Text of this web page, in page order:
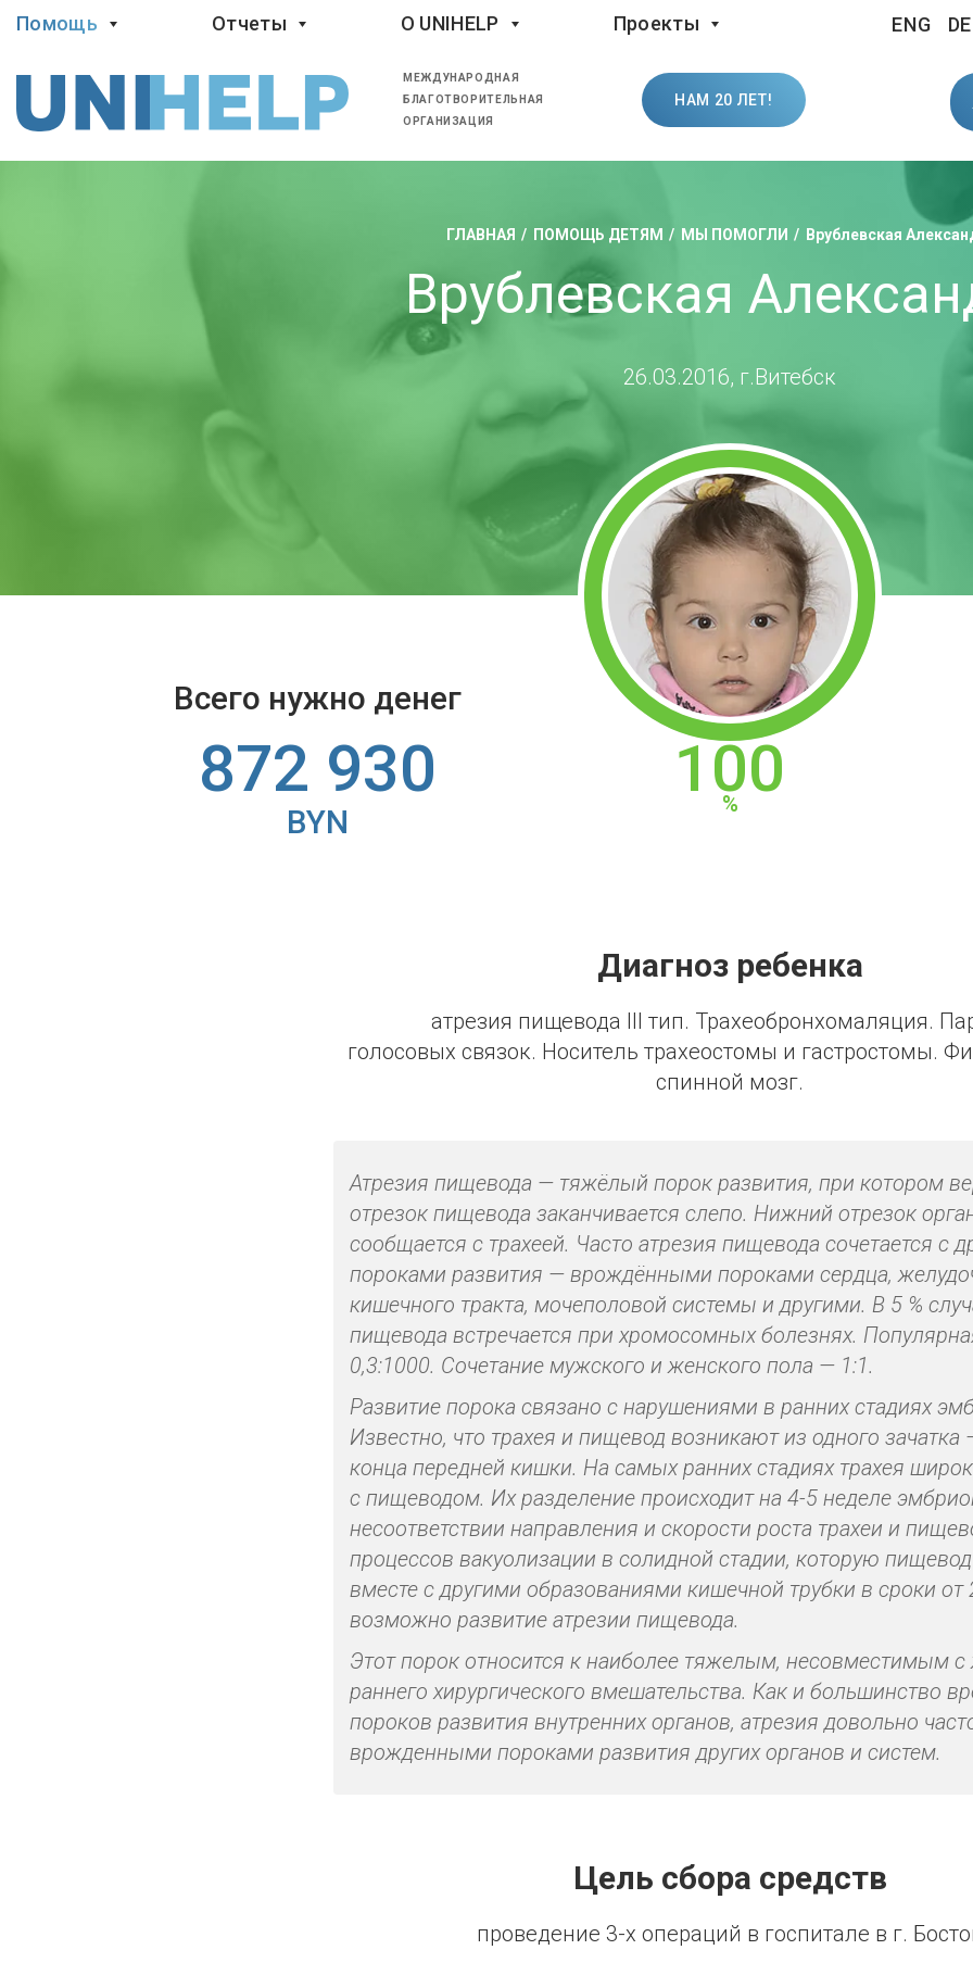
Помощь Отчеты O UNIHELP Проекты ENG
МЕЖДУНАРОДНАЯ
БЛАГОТВОРИТЕЛЬНАЯ
ОРГАНИЗАЦИЯ
НАМ 20 ЛЕТ!
ГЛАВНАЯ ПОМОЩЬ ДЕТЯМ МЫ ПОМОГЛИ Врублевская
Врублевская
26.03.2016, г.Витебск
100
Всего нужно денег
872 930
BYN
Диагноз ребенка
атрезия пищевода III тип. Трахеобронхомаляция.
голосовых связок. Носитель трахеостомы и гастростомы.
спинной мозг.
Атрезия пищевода — тяжёлый порок развития, при котором
отрезок пищевода заканчивается слепо. Нижний отрезок
сообщается с трахеей. Часто атрезия пищевода сочетается с
пороками развития — врождёнными пороками сердца,
кишечного тракта, мочеполовой системы и другими. В 5 %
пищевода встречается при хромосомных болезнях.
0,3:1000. Сочетание мужского и женского пола — 1:1.
Развитие порока связано с нарушениями в ранних стадиях
Известно, что трахея и пищевод возникают из одного зачатка
конца передней кишки. На самых ранних стадиях трахея
с пищеводом. Их разделение происходит на 4-5 неделе
несоответствии направления и скорости роста трахеи и
процессов вакуолизации в солидной стадии, которую
вместе с другими образованиями кишечной трубки в сроки от
возможно развитие атрезии пищевода.
Этот порок относится к наиболее тяжелым, несовместимым
раннего хирургического вмешательства. Как и большинство
пороков развития внутренних органов, атрезия довольно
врожденными пороками развития других органов и систем.
Цель сбора средств
проведение 3-х операций в госпитале в г.